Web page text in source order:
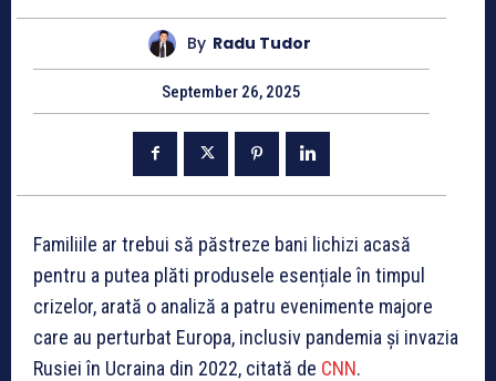
By Radu Tudor
September 26, 2025
Familiile ar trebui să păstreze bani lichizi acasă
pentru a putea plăti produsele esențiale în timpul
crizelor, arată o analiză a patru evenimente majore
care au perturbat Europa, inclusiv pandemia și invazia
Rusiei în Ucraina din 2022, citată de CNN.